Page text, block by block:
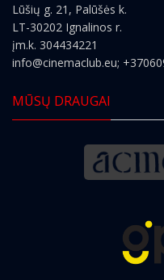
Lūšių g. 21, Palūšės k.
LT-30202 Ignalinos r.
įm.k. 304434221
info@cinemaclub.eu;
MŪSŲ DRAUGAI